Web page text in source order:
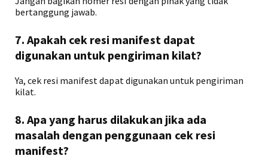
bertanggung jawab.
7. Apakah cek resi manifest dapat
digunakan untuk pengiriman kilat?
Ya, cek resi manifest dapat digunakan untuk pengiriman
kilat.
8. Apa yang harus dilakukan jika ada
masalah dengan penggunaan cek resi
manifest?